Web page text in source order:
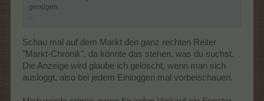
genügen.
...
Schau mal auf dem Markt den ganz rechten Reiter
"Markt-Chronik", da könnte das stehen, was du suchst.
Die Anzeige wird glaube ich gelöscht, wenn man sich
ausloggt, also bei jedem Einloggen mal vorbeischauen.